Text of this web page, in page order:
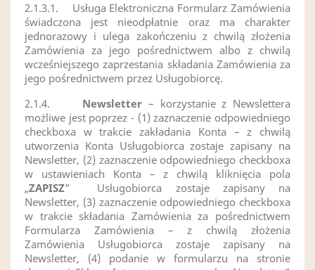
2.1.3.1.
Usługa Elektroniczna Formularz Zamówienia
świadczona jest nieodpłatnie oraz ma charakter
jednorazowy i ulega zakończeniu z chwilą złożenia
Zamówienia za jego pośrednictwem albo z chwilą
wcześniejszego zaprzestania składania Zamówienia za
jego pośrednictwem przez Usługobiorcę.
2.1.4.
Newsletter – korzystanie z Newslettera
możliwe jest poprzez - (1) zaznaczenie odpowiedniego
checkboxa w trakcie zakładania Konta – z chwilą
utworzenia Konta Usługobiorca zostaje zapisany na
Newsletter, (2) zaznaczenie odpowiedniego checkboxa
w ustawieniach Konta – z chwilą kliknięcia pola
„ZAPISZ”
Usługobiorca zostaje zapisany na
Newsletter, (3) zaznaczenie odpowiedniego checkboxa
w trakcie składania Zamówienia za pośrednictwem
Formularza Zamówienia – z chwilą złożenia
Zamówienia Usługobiorca zostaje zapisany na
Newsletter, (4) podanie w formularzu na stronie